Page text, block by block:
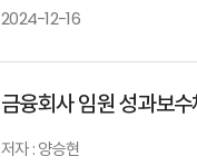
2024-12-16
금융회사 임원 성과보
저자 : 양승현